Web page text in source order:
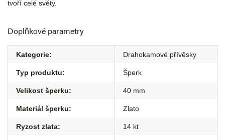
tvoří celé světy.
Doplňkové parametry
Kategorie: Drahokamové přívěsky
Typ produktu: Šperk
Velikost šperku: 40 mm
Materiál šperku: Zlato
Ryzost zlata: 14 kt